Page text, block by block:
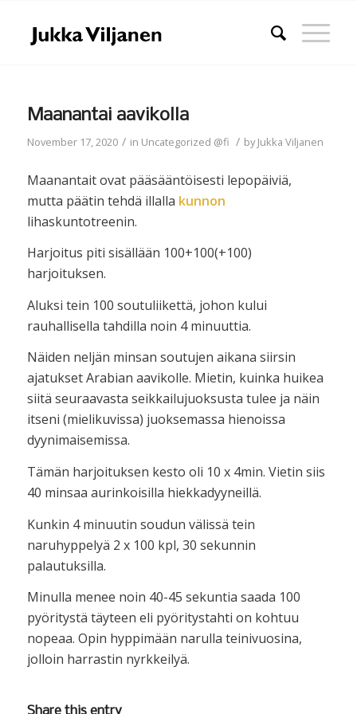
Maanantai aavikolla
November 17, 2020 / in Uncategorized @fi / byJukka Viljanen
Maanantait ovat pääsääntöisesti lepopäiviä,
mutta päätin tehdä illalla kunnon
lihaskuntotreenin.
Harjoitus piti sisällään 100+100(+100)
harjoituksen.
Aluksi tein 100 soutuliikettä, johon kului
rauhallisella tahdilla noin 4 minuuttia.
Näiden neljän minsan soutujen aikana siirsin
ajatukset Arabian aavikolle. Mietin, kuinka huikea
siitä seuraavasta seikkailujuoksusta tulee ja näin
itseni (mielikuvissa) juoksemassa hienoissa
dyynimaisemissa.
Tämän harjoituksen kesto oli 10 x 4min. Vietin siis
40 minsaa aurinkoisilla hiekkadyyneillä.
Kunkin 4 minuutin soudun välissä tein
naruhyppelyä 2 x 100 kpl, 30 sekunnin
palautuksilla.
Minulla menee noin 40-45 sekuntia saada 100
pyöritystä täyteen eli pyöritystahti on kohtuu
nopeaa. Opin hyppimään narulla teinivuosina,
jolloin harrastin nyrkkeilyä.